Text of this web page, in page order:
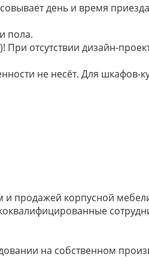
день и время
пола.
отсутствии дизайн-
не несёт. Для
продажей корпусной
на собственном